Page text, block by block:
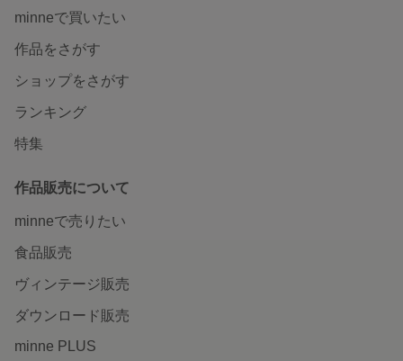
minneで買いたい
作品をさがす
ショップをさがす
ランキング
特集
作品販売について
minneで売りたい
食品販売
ヴィンテージ販売
ダウンロード販売
minne PLUS